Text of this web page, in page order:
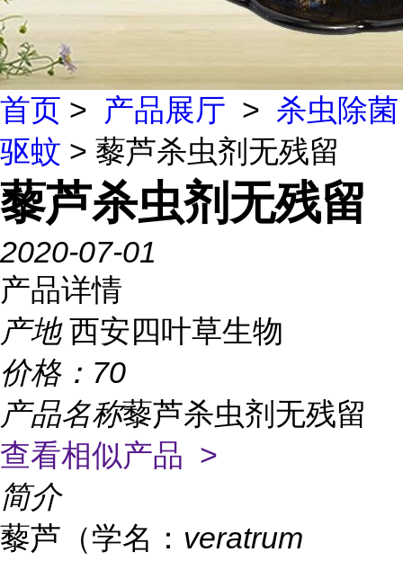
首页 > 产品展厅 > 杀虫除菌
驱蚊 > 藜芦杀虫剂无残留
藜芦杀虫剂无残留
2020-07-01
产品详情
产地 西安四叶草生物
价格： 70
产品名称藜芦杀虫剂无残留
查看相似产品 >
简介
藜芦（学名： veratrum